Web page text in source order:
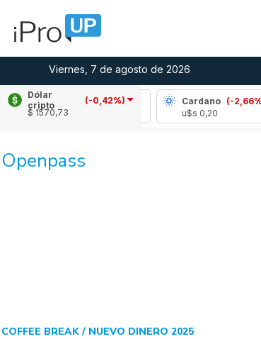
Viernes, 7 de agosto de 2026
Dólar
cripto
(-0,42%)
$ 1570,73
Ripple
(-1,96%)
u$s 1,02
Cardano (-2,66%)
u$s 0,20
Openpass
COFFEE BREAK / NUEVO DINERO 2025